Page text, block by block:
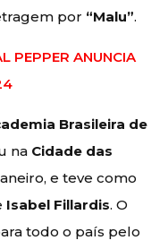
por “Malu”.
PEPPER ANUNCIA
Brasileira de
na Cidade das
e teve como
Isabel Fillardis. O
todo o país pelo